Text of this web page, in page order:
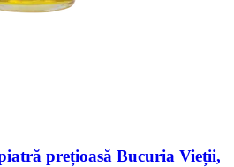
prețioasă Bucuria Vieții,